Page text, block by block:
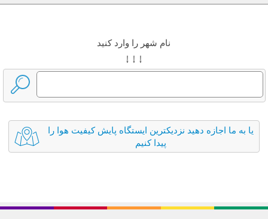
نام شهر را وارد کنید
↓ ↓ ↓
یا به ما اجازه دهید نزدیکترین ایستگاه پایش کیفیت هوا را
پیدا کنیم